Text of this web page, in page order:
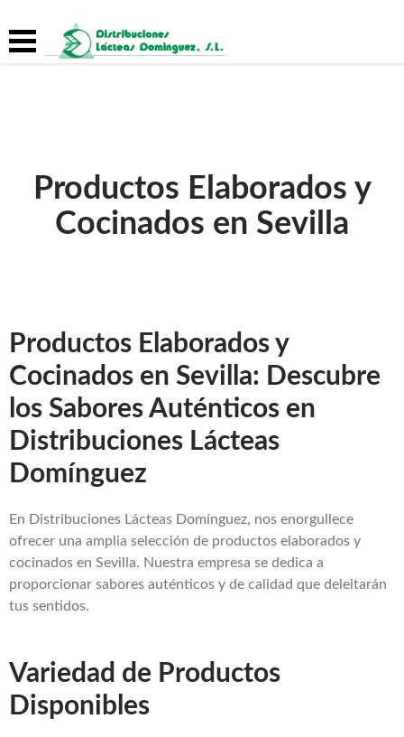
Productos Elaborados y
Cocinados en Sevilla
Productos Elaborados y
Cocinados en Sevilla: Descubre
los Sabores Auténticos en
Distribuciones Lácteas
Domínguez
En Distribuciones Lácteas Domínguez, nos enorgullece
ofrecer una amplia selección de productos elaborados y
cocinados en Sevilla. Nuestra empresa se dedica a
proporcionar sabores auténticos y de calidad que deleitarán
tus sentidos.
Variedad de Productos
Disponibles